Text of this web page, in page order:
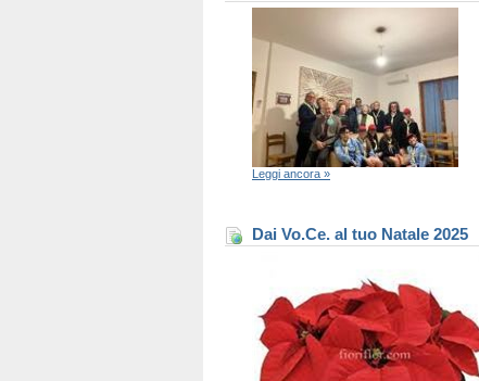
Leggi ancora »
Dai Vo.Ce. al tuo Natale 2025